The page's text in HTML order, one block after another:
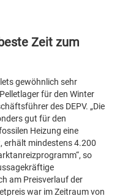
Zeit zum
gewöhnlich sehr
für den Winter
des DEPV. „Die
gut für den
Heizung eine
erhält mindestens 4.200
so
am Preisverlauf der
war im Zeitraum von